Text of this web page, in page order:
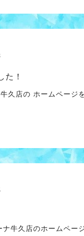
た！
久店の ホームページ
久店のホームペー